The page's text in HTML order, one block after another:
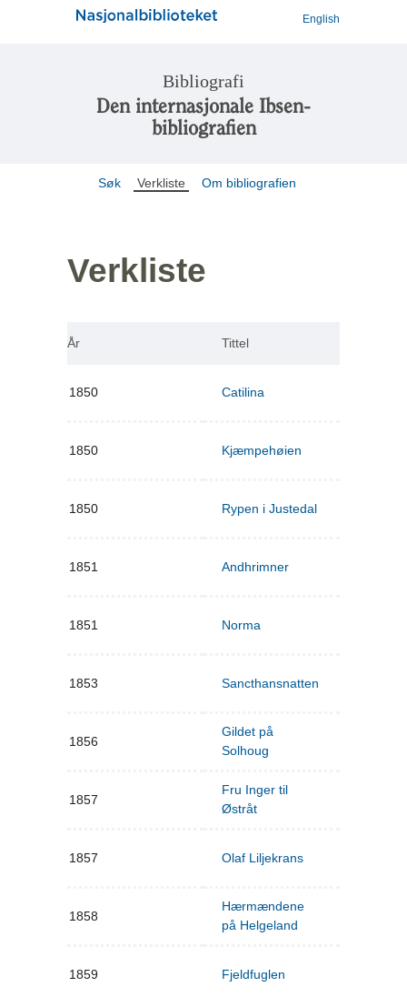
English
Bibliografi
Den internasjonale Ibsen-
bibliografien
Søk Verkliste Om bibliografien
Verkliste
År Tittel
1850 Catilina
1850 Kjæmpehøien
1850 Rypen i Justedal
1851 Andhrimner
1851 Norma
1853 Sancthansnatten
1856
Gildet på
Solhoug
1857
Fru Inger til
Østråt
1857 Olaf Liljekrans
1858
Hærmændene
på Helgeland
1859 Fjeldfuglen